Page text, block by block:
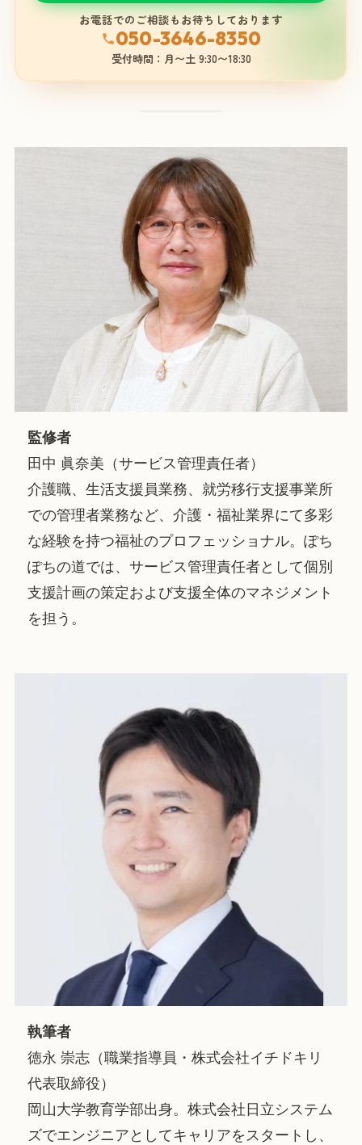
お電話でのご相談もお待ちしております
050-3646-8350
受付時間：月〜土 9:30〜18:30
監修者
田中 眞奈美（サービス管理責任者）
介護職、生活支援員業務、就労移行支援事業所
での管理者業務など、介護・福祉業界にて多彩
な経験を持つ福祉のプロフェッショナル。ぽち
ぽちの道では、サービス管理責任者として個別
支援計画の策定および支援全体のマネジメント
を担う。
執筆者
徳永 崇志（職業指導員・株式会社イチドキリ
代表取締役）
岡山大学教育学部出身。株式会社日立システム
ズでエンジニアとしてキャリアをスタートし、